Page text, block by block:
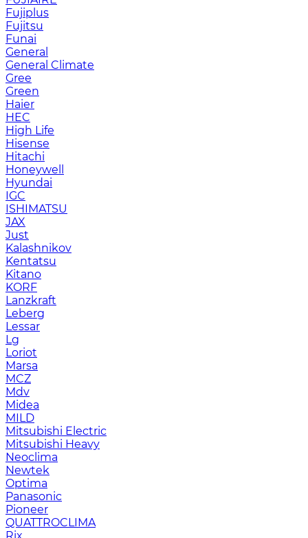
Fujiplus
Fujitsu
Funai
General
General Climate
Gree
Green
Haier
HEC
High Life
Hisense
Hitachi
Honeywell
Hyundai
IGC
ISHIMATSU
JAX
Just
Kalashnikov
Kentatsu
Kitano
KORF
Lanzkraft
Leberg
Lessar
Lg
Loriot
Marsa
MCZ
Mdv
Midea
MILD
Mitsubishi Electric
Mitsubishi Heavy
Neoclima
Newtek
Optima
Panasonic
Pioneer
QUATTROCLIMA